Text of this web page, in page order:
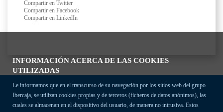
INFORMACIÓN ACERCA DE LAS COOKIES
UTILIZADAS
Le informamos que en el transcurso de su navegación por los sitios web del grupo
Ibercaja, se utilizan cookies propias y de terceros (ficheros de datos anónimos), las
cuales se almacenan en el dispositivo del usuario, de manera no intrusiva. Estos
Compartir en Twitter
Compartir en Facebook
Compartir en LinkedIn